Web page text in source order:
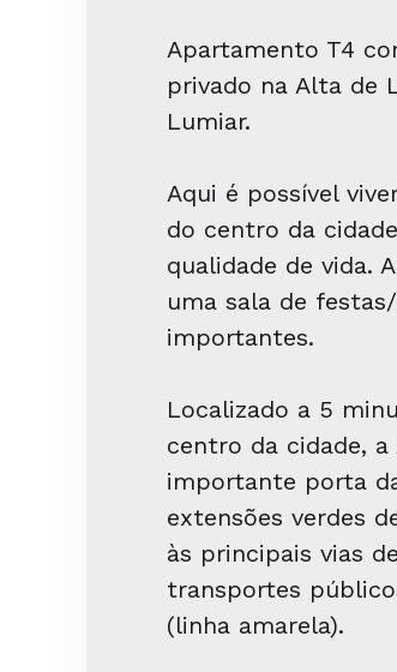
Apartamento T4
privado na Alta de
Lumiar.
Aqui é possível
do centro da
qualidade de vida.
uma sala de
importantes.
Localizado a 5
centro da cidade,
importante porta
extensões verdes
às principais vias
transportes
(linha amarela).